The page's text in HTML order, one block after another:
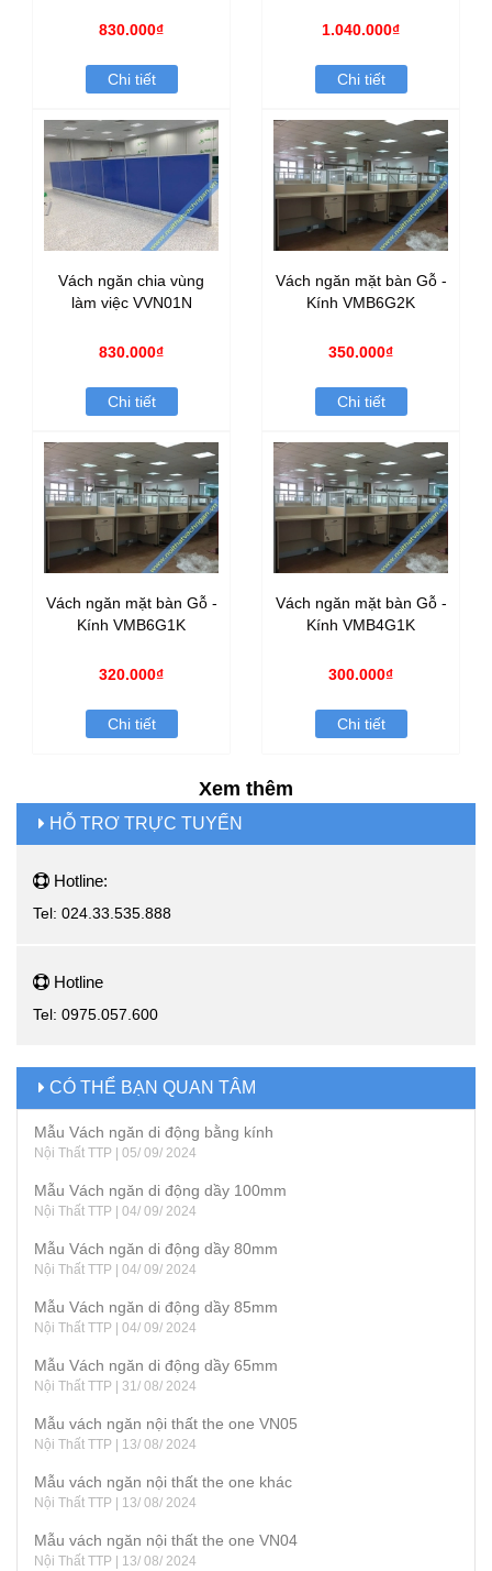
830.000₫
Chi tiết
1.040.000₫
Chi tiết
Vách ngăn chia vùng
làm việc VVN01N
830.000₫
Chi tiết
Vách ngăn mặt bàn Gỗ -
Kính VMB6G2K
350.000₫
Chi tiết
Vách ngăn mặt bàn Gỗ -
Kính VMB6G1K
320.000₫
Chi tiết
Vách ngăn mặt bàn Gỗ -
Kính VMB4G1K
300.000₫
Chi tiết
Xem thêm
HỖ TRƠ TRỰC TUYẾN
Hotline:
Tel: 024.33.535.888
Hotline
Tel: 0975.057.600
CÓ THỂ BẠN QUAN TÂM
Mẫu Vách ngăn di động bằng kính
Nội Thất TTP | 05/ 09/ 2024
Mẫu Vách ngăn di động dầy 100mm
Nội Thất TTP | 04/ 09/ 2024
Mẫu Vách ngăn di động dầy 80mm
Nội Thất TTP | 04/ 09/ 2024
Mẫu Vách ngăn di động dầy 85mm
Nội Thất TTP | 04/ 09/ 2024
Mẫu Vách ngăn di động dầy 65mm
Nội Thất TTP | 31/ 08/ 2024
Mẫu vách ngăn nội thất the one VN05
Nội Thất TTP | 13/ 08/ 2024
Mẫu vách ngăn nội thất the one khác
Nội Thất TTP | 13/ 08/ 2024
Mẫu vách ngăn nội thất the one VN04
Nội Thất TTP | 13/ 08/ 2024